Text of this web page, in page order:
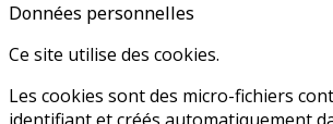
Données personnelles
Ce site utilise des cookies.
Les cookies sont des micro-fichiers